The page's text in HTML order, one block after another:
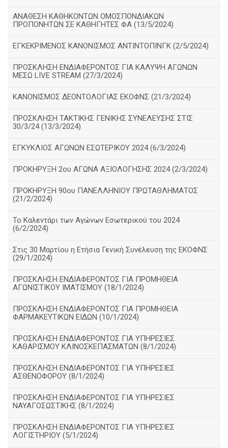
ΑΝΑΘΕΣΗ ΚΑΘΗΚΟΝΤΩΝ ΟΜΟΣΠΟΝΔΙΑΚΩΝ
ΠΡΟΠΟΝΗΤΩΝ ΣΕ ΚΑΘΗΓΗΤΕΣ ΦΑ (13/5/2024)
ΕΓΚΕΚΡΙΜΕΝΟΣ ΚΑΝΟΝΙΣΜΟΣ ΑΝΤΙΝΤΟΠΙΝΓΚ (2/5/2024)
ΠΡΟΣΚΛΗΣΗ ΕΝΔΙΑΦΕΡΟΝΤΟΣ ΓΙΑ ΚΑΛΥΨΗ ΑΓΩΝΩΝ
ΜΕΣΩ LIVE STREAM (27/3/2024)
ΚΑΝΟΝΙΣΜΟΣ ΔΕΟΝΤΟΛΟΓΙΑΣ ΕΚΟΦΝΣ (21/3/2024)
ΠΡΟΣΚΛΗΣΗ ΤΑΚΤΙΚΗΣ ΓΕΝΙΚΗΣ ΣΥΝΕΛΕΥΣΗΣ ΣΤΙΣ
30/3/24 (13/3/2024)
ΕΓΚΥΚΛΙΟΣ ΑΓΩΝΩΝ ΕΣΩΤΕΡΙΚΟΥ 2024 (6/3/2024)
ΠΡΟΚΗΡΥΞΗ 2ου ΑΓΩΝΑ ΑΞΙΟΛΟΓΗΣΗΣ 2024 (2/3/2024)
ΠΡΟΚΗΡΥΞΗ 90ου ΠΑΝΕΛΛΗΝΙΟΥ ΠΡΩΤΑΘΛΗΜΑΤΟΣ
(21/2/2024)
Το Καλεντάρι των Αγώνων Εσωτερικού του 2024
(6/2/2024)
Στις 30 Μαρτίου η Ετήσια Γενική Συνέλευση της ΕΚΟΦΝΣ
(29/1/2024)
ΠΡΟΣΚΛΗΣΗ ΕΝΔΙΑΦΕΡΟΝΤΟΣ ΓΙΑ ΠΡΟΜΗΘΕΙΑ
ΑΓΩΝΙΣΤΙΚΟΥ ΙΜΑΤΙΣΜΟΥ (18/1/2024)
ΠΡΟΣΚΛΗΣΗ ΕΝΔΙΑΦΕΡΟΝΤΟΣ ΓΙΑ ΠΡΟΜΗΘΕΙΑ
ΦΑΡΜΑΚΕΥΤΙΚΩΝ ΕΙΔΩΝ (10/1/2024)
ΠΡΟΣΚΛΗΣΗ ΕΝΔΙΑΦΕΡΟΝΤΟΣ ΓΙΑ ΥΠΗΡΕΣΙΕΣ
ΚΑΘΑΡΙΣΜΟΥ ΚΛΙΝΟΣΚΕΠΑΣΜΑΤΩΝ (8/1/2024)
ΠΡΟΣΚΛΗΣΗ ΕΝΔΙΑΦΕΡΟΝΤΟΣ ΓΙΑ ΥΠΗΡΕΣΙΕΣ
ΑΣΘΕΝΟΦΟΡΟΥ (8/1/2024)
ΠΡΟΣΚΛΗΣΗ ΕΝΔΙΑΦΕΡΟΝΤΟΣ ΓΙΑ ΥΠΗΡΕΣΙΕΣ
ΝΑΥΑΓΟΣΩΣΤΙΚΗΣ (8/1/2024)
ΠΡΟΣΚΛΗΣΗ ΕΝΔΙΑΦΕΡΟΝΤΟΣ ΓΙΑ ΥΠΗΡΕΣΙΕΣ
ΛΟΓΙΣΤΗΡΙΟΥ (5/1/2024)